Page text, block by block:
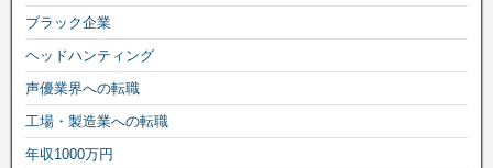
ブラック企業
ヘッドハンティング
声優業界への転職
工場・製造業への転職
年収1000万円